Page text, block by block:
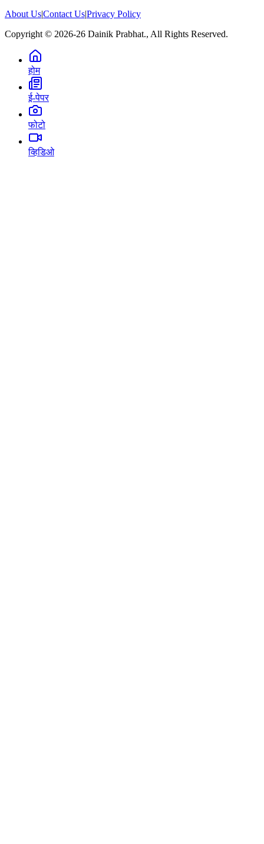
About Us|Contact Us|Privacy Policy
Copyright © 2026-26 Dainik Prabhat., All Rights Reserved.
होम
ई-पेपर
फोटो
व्हिडिओ